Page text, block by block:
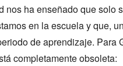
nos ha enseñado que solo
en la escuela y que,
de aprendizaje. Para
completamente obsoleta: